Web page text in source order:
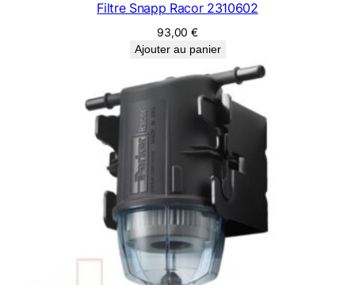
Filtre Snapp Racor 2310602
93,00€
Ajouter au panier